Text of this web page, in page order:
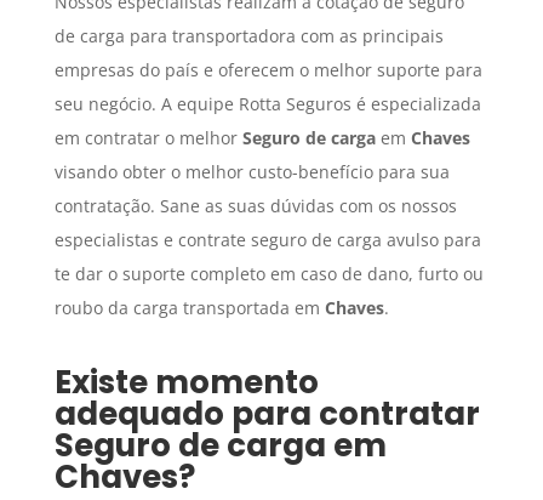
de carga para transportadora com as principais
empresas do país e oferecem o melhor suporte para
seu negócio. A equipe Rotta Seguros é especializada
em contratar o melhor Seguro de cargaem Chaves
visando obter o melhor custo-benefício para sua
contratação. Sane as suas dúvidas com os nossos
especialistas e contrate seguro de carga avulso para
te dar o suporte completo em caso de dano, furto ou
roubo da carga transportada em Chaves.
Existe momento
adequado para contratar
Seguro de carga em
Chaves?